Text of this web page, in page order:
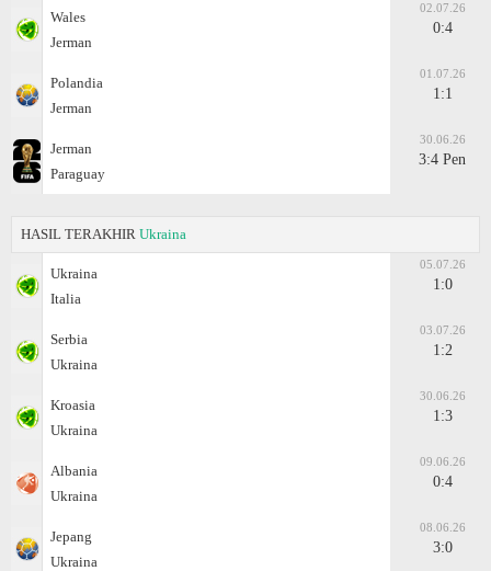
Wales
Jerman
02.07.26
0:4
Polandia
Jerman
01.07.26
1:1
Jerman
Paraguay
30.06.26
3:4 Pen
HASIL TERAKHIR Ukraina
Ukraina
Italia
05.07.26
1:0
Serbia
Ukraina
03.07.26
1:2
Kroasia
Ukraina
30.06.26
1:3
Albania
Ukraina
09.06.26
0:4
Jepang
Ukraina
08.06.26
3:0